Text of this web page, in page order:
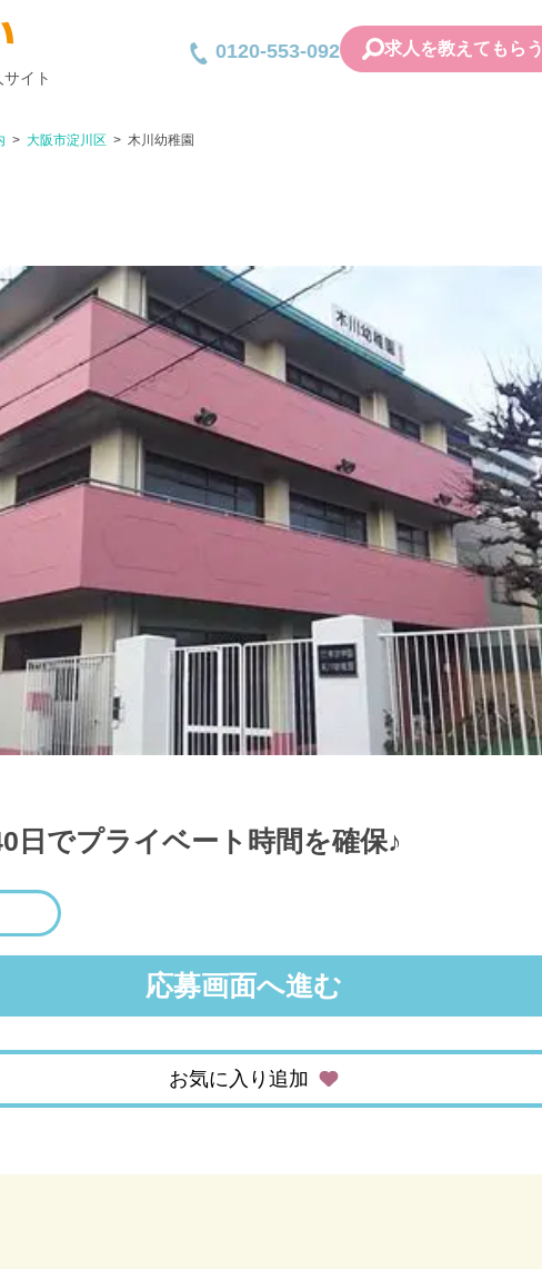
イト
0120-553-092 求人を教えてもらう
大阪市淀川区 木川幼稚園
日でプライベート時間を確保♪
応募画面へ進む
お気に入り追加